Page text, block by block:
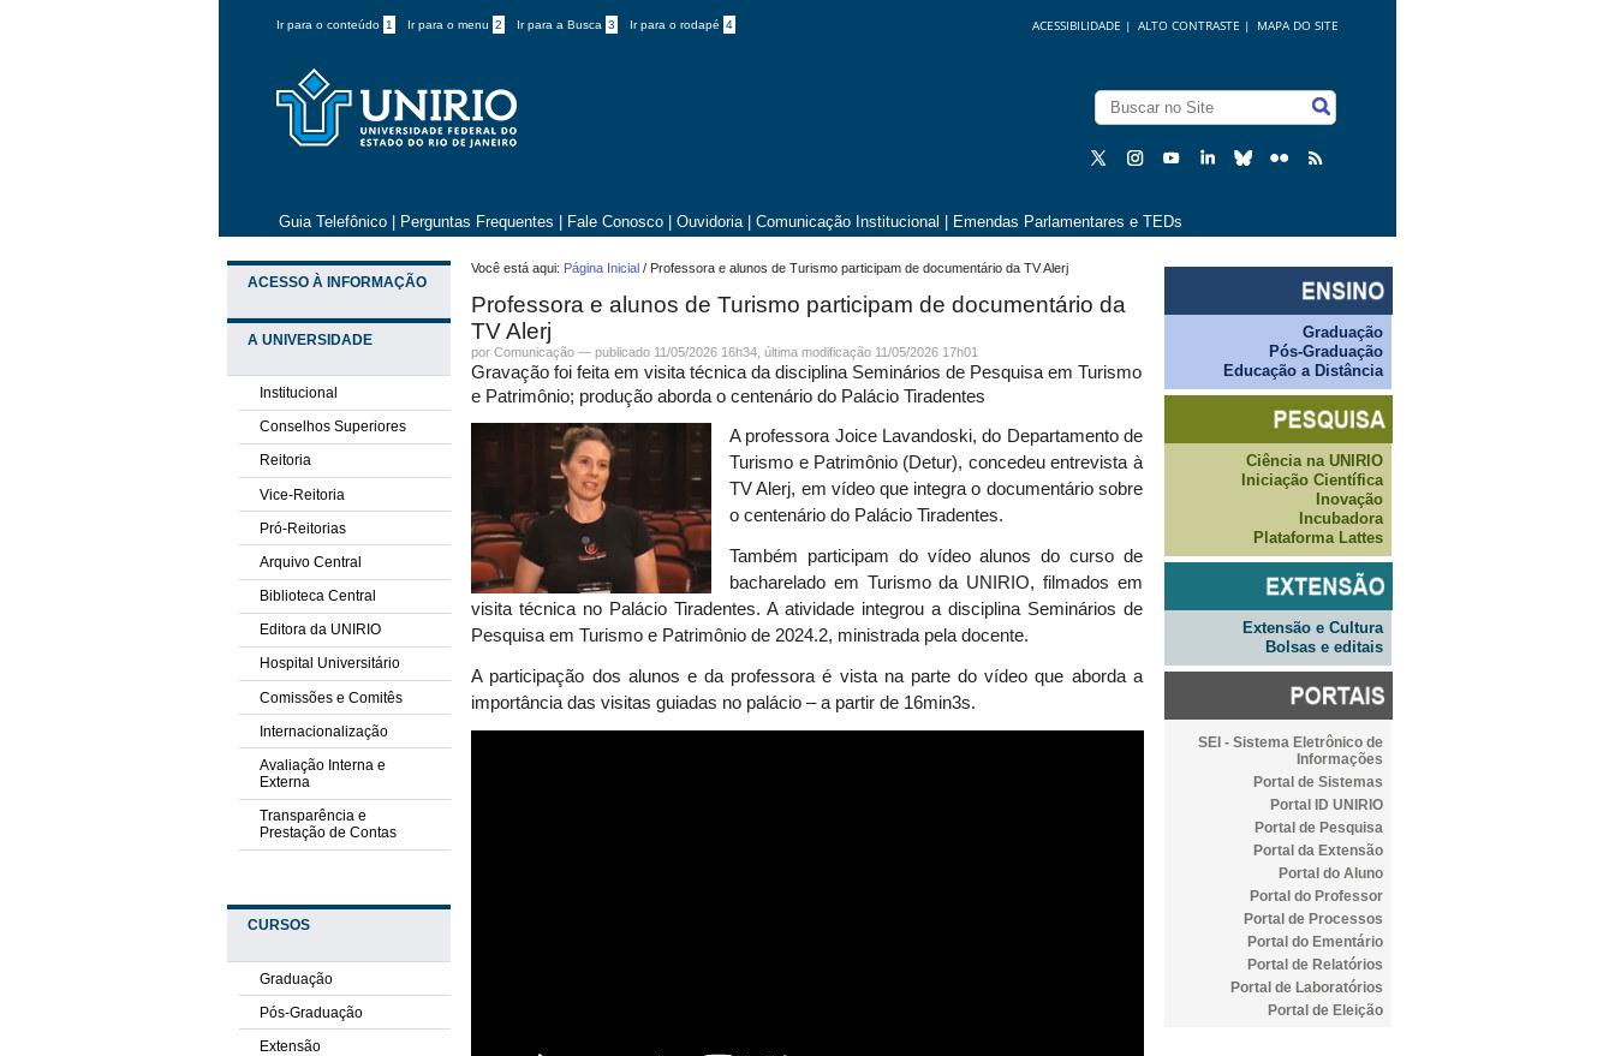
Ir para o conteúdo 1 Ir para o menu 2 Ir para a Busca 3 Ir para o rodapé 4 MAPA DO SITE
ALTO CONTRASTE |
ACESSIBILIDADE |
Guia Telefônico Perguntas Frequentes Fale Conosco Ouvidoria Comunicação Institucional Emendas Parlamentares e TEDs
ACESSO À INFORMAÇÃO
A UNIVERSIDADE
Institucional
Conselhos Superiores
Reitoria
Vice-Reitoria
Pró-Reitorias
Arquivo Central
Biblioteca Central
Editora da UNIRIO
Hospital Universitário
Comissões e Comitês
Internacionalização
Avaliação Interna e
Externa
Transparência e
Prestação de Contas
CURSOS
Graduação
Pós-Graduação
Extensão
Você está aqui: Página Inicial / Professora e alunos de Turismo participam de documentário da TV Alerj
Professora e alunos de Turismo participam de documentário da
TV Alerj
porComunicação —publicado 11/05/2026 16h34,última modificação 11/05/2026 17h01
Gravação foi feita em visita técnica da disciplina Seminários de Pesquisa em Turismo
e Patrimônio; produção aborda o centenário do Palácio Tiradentes
A professora Joice Lavandoski, do Departamento de
Turismo e Patrimônio (Detur), concedeu entrevista à
TV Alerj, em vídeo que integrao documentário sobre
ocentenário do Palácio Tiradentes.
Também participam do vídeo alunos do curso de
bacharelado em Turismo da UNIRIO, filmados em
visita técnica no Palácio Tiradentes. A atividade integrou a disciplina Seminários de
Pesquisa em Turismo e Patrimônio de 2024.2, ministrada pela docente.
A participação dos alunos e da professora é vista na parte do vídeo que aborda a
importância das visitas guiadas no palácio – a partir de 16min3s.
Graduação
Pós-Graduação
Educação a Distância
Ciência na UNIRIO
Iniciação Científica
Inovação
Incubadora
Plataforma Lattes
Extensão e Cultura
Bolsas e editais
SEI - Sistema Eletrônico de
Informações
Portal de Sistemas
Portal ID UNIRIO
Portal de Pesquisa
Portal da Extensão
Portal do Aluno
Portal do Professor
Portal de Processos
Portal do Ementário
Portal de Relatórios
Portal de Laboratórios
Portal de Eleição